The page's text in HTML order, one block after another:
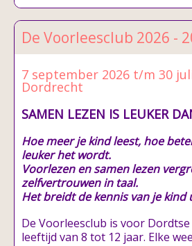
De Voorleesclub 2026 -
7 september 2026 t/m 30
Dordrecht
SAMEN LEZEN IS LEUKER
Hoe meer je kind leest, hoe
leuker het wordt.
Voorlezen en samen lezen
zelfvertrouwen in taal.
Het breidt de kennis van je kind
De Voorleesclub is voor
leeftijd van 8 tot 12 jaar. Elke